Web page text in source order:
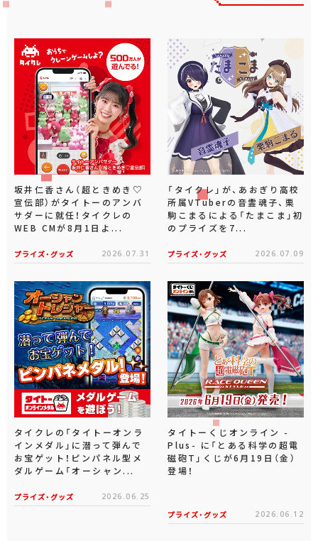
坂井仁香さん（超ときめき♡
宣伝部）がタイトーのアンバ
サダーに就任！タイクレの
WEB CMが8月1日よ...
プライズ・グッズ 2026.07.31
「タイクレ」が、あおぎり高校
所属VTuberの音霊魂子、栗
駒こまるによる「たまこま」初
のプライズを7...
プライズ・グッズ 2026.07.09
タイクレの「タイトーオンラ
インメダル」に潜って弾んで
お宝ゲット！ピンパネル型メ
ダルゲーム「オーシャン...
プライズ・グッズ 2026.06.25
タイトーくじオンライン -
Plus- に「とある科学の超電
磁砲T」くじが6月19日（金）
登場！
プライズ・グッズ 2026.06.12